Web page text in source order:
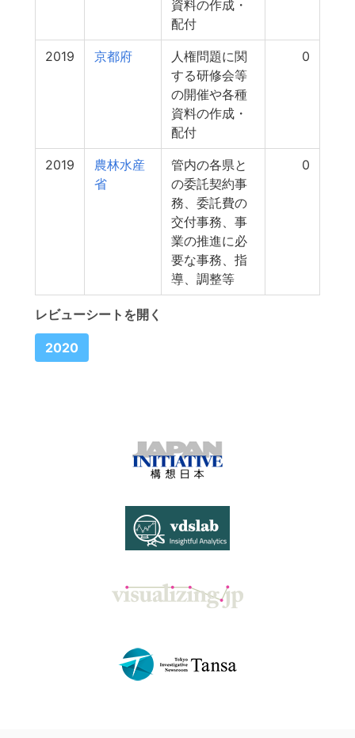
資料の作成・
配付
2019 京都府
人権問題に関
する研修会等
の開催や各種
資料の作成・
配付
0
2019
農林水産
省
管内の各県と
の委託契約事
務、委託費の
交付事務、事
業の推進に必
要な事務、指
導、調整等
0
レビューシートを開く
2020